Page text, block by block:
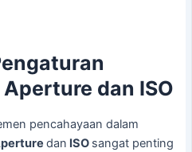
dan ISO
pencahayaan dalam
dan ISO sangat penting